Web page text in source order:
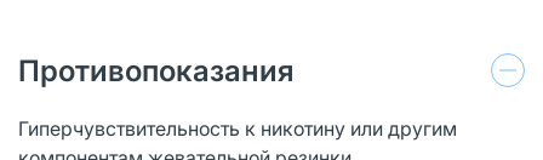
Противопоказания
Гиперчувствительность к никотину или другим